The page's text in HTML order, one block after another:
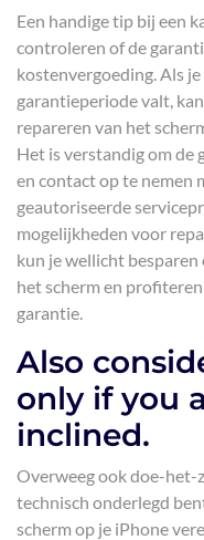
Een handige tip bij een
controleren of de
kostenvergoeding. Als
garantieperiode valt,
repareren van het
Het is verstandig om de
en contact op te nemen
geautoriseerde
mogelijkheden voor
kun je wellicht
het scherm en
garantie.
Also
only if you
inclined.
Overweeg ook doe-het-
technisch onderlegd
scherm op je iPhone